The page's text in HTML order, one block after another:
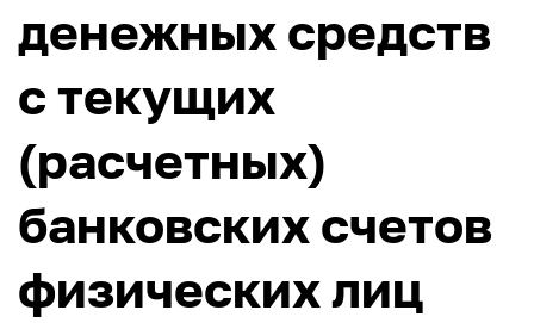
денежных средств
с текущих
(расчетных)
банковских счетов
физических лиц